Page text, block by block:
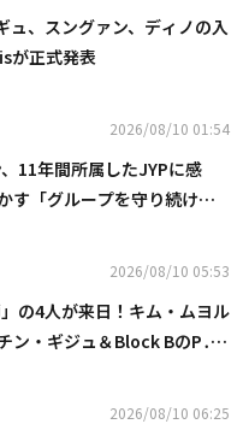
ュ、スングァン、ディノの入
が正式発表
2026/08/10 01:54
11年間所属したJYPに感
す「グループを守り続け
2026/08/10 05:53
の4人が来日！キム・ムヨル
ン・ギジュ＆Block BのP․
2026/08/10 06:25